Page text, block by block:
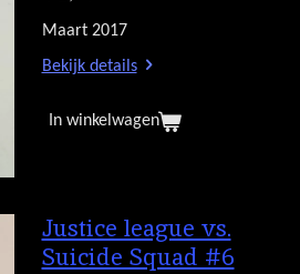
Maart 2017
Bekijk details
In winkelwagen
Justice league vs.
Suicide Squad #6